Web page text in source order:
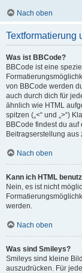
Nach oben
Textformatierung
Was ist BBCode?
BBCode ist eine
von BBCode werden
auch durch dich für
ähnlich wie HTML
spitzen („<“ und „>“)
BBCode findest du
Beitragserstellung aus
Nach oben
Kann ich HTML
Nein, es ist nicht
werden.
Nach oben
Was sind Smileys?
Smileys sind kleine
auszudrücken. Für